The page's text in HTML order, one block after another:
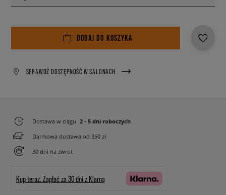
DODAJ DO KOSZYKA
SPRAWDŹ DOSTĘPNOŚĆ W SALONACH
Dostawa w ciągu 2 - 5 dni roboczych
Darmowa dostawa od 350 zł
30 dni na zwrot
Kup teraz. Zapłać za 30 dni z Klarną